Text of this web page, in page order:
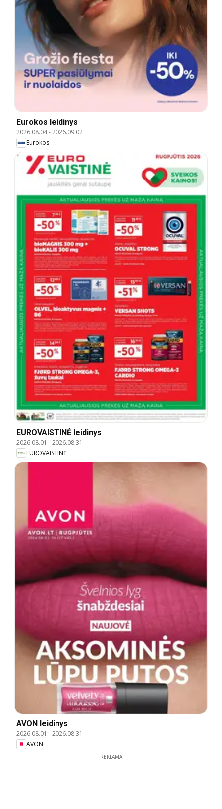
Eurokos leidinys
2026.08.04-2026.09.02
Eurokos
EUROVAISTINĖ leidinys
2026.08.01 -2026.08.31
EUROVAISTINĖ
AVON leidinys
2026.08.01 -2026.08.31
AVON
REKLAMA